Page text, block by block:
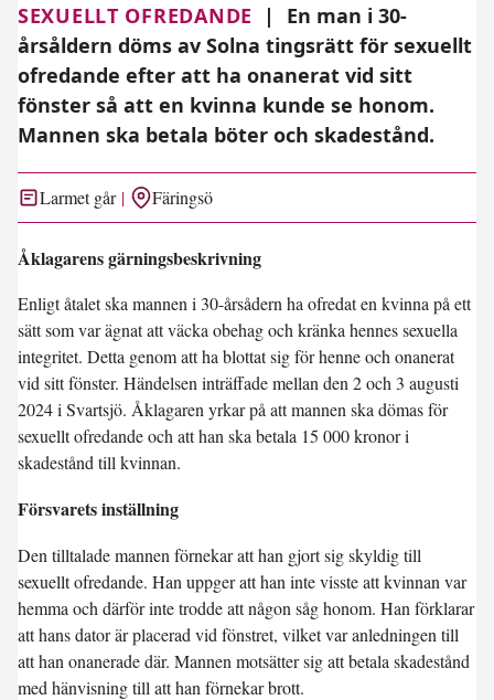
SEXUELLT OFREDANDE |
En man i 30-
årsåldern döms av Solna tingsrätt för sexuellt
ofredande efter att ha onanerat vid sitt
fönster så att en kvinna kunde se honom.
Mannen ska betala böter och skadestånd.
Larmet går Färingsö
Åklagarens gärningsbeskrivning
Enligt åtalet ska mannen i 30-årsådern ha ofredat en kvinna på ett
sätt som var ägnat att väcka obehag och kränka hennes sexuella
integritet. Detta genom att ha blottat sig för henne och onanerat
vid sitt fönster. Händelsen inträffade mellan den 2 och 3 augusti
2024 i Svartsjö. Åklagaren yrkar på att mannen ska dömas för
sexuellt ofredande och att han ska betala 15 000 kronor i
skadestånd till kvinnan.
Försvarets inställning
Den tilltalade mannen förnekar att han gjort sig skyldig till
sexuellt ofredande. Han uppger att han inte visste att kvinnan var
hemma och därför inte trodde att någon såg honom. Han förklarar
att hans dator är placerad vid fönstret, vilket var anledningen till
att han onanerade där. Mannen motsätter sig att betala skadestånd
med hänvisning till att han förnekar brott.